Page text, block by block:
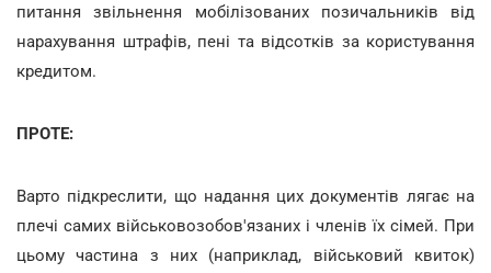
питання звільнення мобілізованих позичальників від
нарахування штрафів, пені та відсотків за користування
кредитом.
ПРОТЕ:
Варто підкреслити, що надання цих документів лягає на
плечі самих військовозобов'язаних і членів їх сімей. При
цьому частина з них (наприклад, військовий квиток)